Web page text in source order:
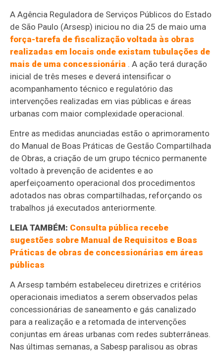
A Agência Reguladora de Serviços Públicos do Estado
de São Paulo (Arsesp) iniciou no dia 25 de maio uma
força-tarefa de fiscalização voltada às obras
realizadas em locais onde existam tubulações de
mais de uma concessionária . A ação terá duração
inicial de três meses e deverá intensificar o
acompanhamento técnico e regulatório das
intervenções realizadas em vias públicas e áreas
urbanas com maior complexidade operacional.
Entre as medidas anunciadas estão o aprimoramento
do Manual de Boas Práticas de Gestão Compartilhada
de Obras, a criação de um grupo técnico permanente
voltado à prevenção de acidentes e ao
aperfeiçoamento operacional dos procedimentos
adotados nas obras compartilhadas, reforçando os
trabalhos já executados anteriormente.
LEIA TAMBÉM: Consulta pública recebe
sugestões sobre Manual de Requisitos e Boas
Práticas de obras de concessionárias em áreas
públicas
A Arsesp também estabeleceu diretrizes e critérios
operacionais imediatos a serem observados pelas
concessionárias de saneamento e gás canalizado
para a realização e a retomada de intervenções
conjuntas em áreas urbanas com redes subterrâneas.
Nas últimas semanas, a Sabesp paralisou as obras